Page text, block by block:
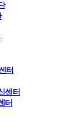
터
센터
터